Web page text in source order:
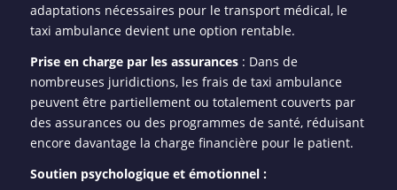
adaptations nécessaires pour le transport médical, le
taxi ambulance devient une option rentable.
Prise en charge par les assurances: Dans de
nombreuses juridictions, les frais de taxi ambulance
peuvent être partiellement ou totalement couverts par
des assurances ou des programmes de santé, réduisant
encore davantage la charge financière pour le patient.
Soutien psychologique et émotionnel :